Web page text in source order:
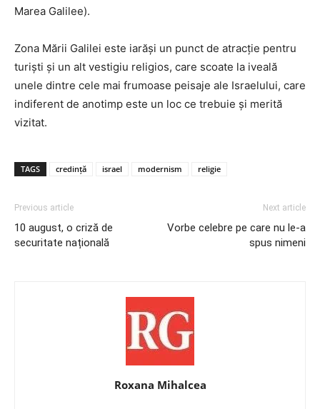
Marea Galilee).
Zona Mării Galilei este iarăși un punct de atracție pentru
turiști și un alt vestigiu religios, care scoate la iveală
unele dintre cele mai frumoase peisaje ale Israelului, care
indiferent de anotimp este un loc ce trebuie și merită
vizitat.
TAGS credință israel modernism religie
Previous article
10 august, o criză de
securitate națională
Next article
Vorbe celebre pe care nu le-a
spus nimeni
Roxana Mihalcea